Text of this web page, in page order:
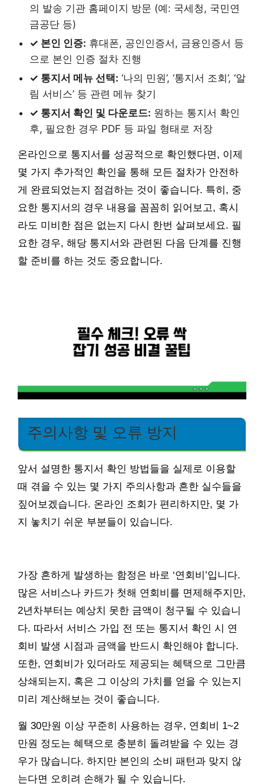
의 발송 기관 홈페이지 방문 (예: 국세청, 국민연
금공단 등)
✓ 본인 인증: 휴대폰, 공인인증서, 금융인증서 등
으로 본인 인증 절차 진행
✓ 통지서 메뉴 선택: ‘나의 민원’, ‘통지서 조회’, ‘알
림 서비스’ 등 관련 메뉴 찾기
✓ 통지서 확인 및 다운로드: 원하는 통지서 확인
후, 필요한 경우 PDF 등 파일 형태로 저장
온라인으로 통지서를 성공적으로 확인했다면, 이제
몇 가지 추가적인 확인을 통해 모든 절차가 안전하
게 완료되었는지 점검하는 것이 좋습니다. 특히, 중
요한 통지서의 경우 내용을 꼼꼼히 읽어보고, 혹시
라도 미비한 점은 없는지 다시 한번 살펴보세요. 필
요한 경우, 해당 통지서와 관련된 다음 단계를 진행
할 준비를 하는 것도 중요합니다.
주의사항 및 오류 방지
앞서 설명한 통지서 확인 방법들을 실제로 이용할
때 겪을 수 있는 몇 가지 주의사항과 흔한 실수들을
짚어보겠습니다. 온라인 조회가 편리하지만, 몇 가
지 놓치기 쉬운 부분들이 있습니다.
가장 흔하게 발생하는 함정은 바로 ‘연회비’입니다.
많은 서비스나 카드가 첫해 연회비를 면제해주지만,
2년차부터는 예상치 못한 금액이 청구될 수 있습니
다. 따라서 서비스 가입 전 또는 통지서 확인 시 연
회비 발생 시점과 금액을 반드시 확인해야 합니다.
또한, 연회비가 있더라도 제공되는 혜택으로 그만큼
상쇄되는지, 혹은 그 이상의 가치를 얻을 수 있는지
미리 계산해보는 것이 좋습니다.
월 30만원 이상 꾸준히 사용하는 경우, 연회비 1~2
만원 정도는 혜택으로 충분히 돌려받을 수 있는 경
우가 많습니다. 하지만 본인의 소비 패턴과 맞지 않
는다면 오히려 손해가 될 수 있습니다.